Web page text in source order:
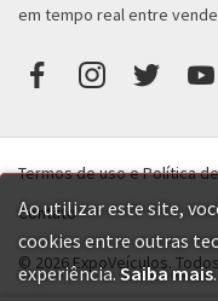
Ao utilizar este site,
cookies entre outras
experiência.Saiba mais.
em tempo real entre
Termos de uso e Política
Contato
© 2026 ExpoVeículos.